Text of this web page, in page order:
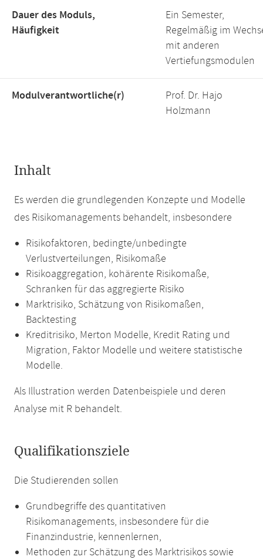
Dauer des Moduls,
Häufigkeit
Ein Semester,
Regelmäßig im
mit anderen
Vertiefungsmodulen
Modulverantwortliche(r)
Prof. Dr. Hajo
Holzmann
Inhalt
Es werden die grundlegenden Konzepte und Modelle
des Risikomanagements behandelt, insbesondere
Risikofaktoren, bedingte/unbedingte
Verlustverteilungen, Risikomaße
Risikoaggregation, kohärente Risikomaße,
Schranken für das aggregierte Risiko
Marktrisiko, Schätzung von Risikomaßen,
Backtesting
Kreditrisiko, Merton Modelle, Kredit Rating und
Migration, Faktor Modelle und weitere statistische
Modelle.
Als Illustration werden Datenbeispiele und deren
Analyse mit R behandelt.
Qualifikationsziele
Die Studierenden sollen
Grundbegriffe des quantitativen
Risikomanagements, insbesondere für die
Finanzindustrie, kennenlernen,
Methoden zur Schätzung des Marktrisikos sowie